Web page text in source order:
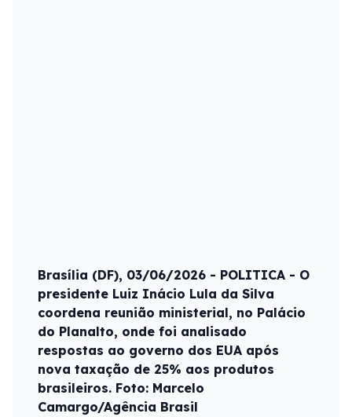
Brasília (DF), 03/06/2026 - POLITICA - O
presidente Luiz Inácio Lula da Silva
coordena reunião ministerial, no Palácio
do Planalto, onde foi analisado
respostas ao governo dos EUA após
nova taxação de 25% aos produtos
brasileiros. Foto: Marcelo
Camargo/Agência Brasil